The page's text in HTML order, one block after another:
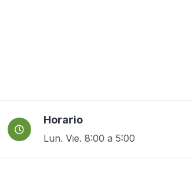
Horario
Lun. Vie. 8:00 a 5:00